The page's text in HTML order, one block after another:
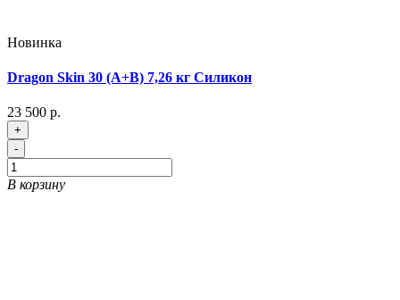
Новинка
Dragon Skin 30 (A+B) 7,26 кг Силикон
23 500 р.
+
-
В корзину